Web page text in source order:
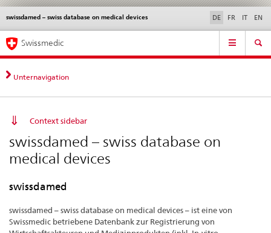
Direktnavigation
News,
Rechtsgrundlagen,
Kontakt
News & Updates Kontakt | Support & Hilfe
swissdamed – swiss database on medical devices
Sprachwahl DE FR IT EN
Service
Hauptnavigation
Swissmedic
Unternavigation
Context sidebar
swissdamed – swiss database on
medical devices
swissdamed
swissdamed – swiss database on medical devices – ist eine von
Swissmedic betriebene Datenbank zur Registrierung von